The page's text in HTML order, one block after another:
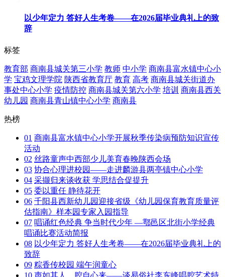
以少年定力 答好人生考卷——在2026届毕业典礼上的致
辞
标签
教育部 商南县城关第三小学 教师 中小学 商南县富水镇中心小
学 宝鸡文理学院 陕西省教育厅 教育 高考 商南县城关街道办
事处中心小学 疫情防控 商南县城关第六小学 培训 商南县西关
幼儿园 商南县青山镇中心小学 商南县
热榜
01 商南县富水镇中心小学开展秋季传染病预防知识宣传
活动
02 丝路童声中西部少儿美育春晚陕西会场
03 协合心理进校园——走进麟游县两亭镇中心小学
04 采撷归来谈收获 学思结合促提升
05 委以重任 静待花开
06 千阳县西新幼儿园迎接省级《幼儿园保育教育质量评
估指南》样本园专家入园指导
07 唱诵红色经典 争当时代少年 —鄠邑区北街小学经典
唱诵比赛活动简报
08 以少年定力 答好人生考卷——在2026届毕业典礼上的
致辞
09 粽香传校园 端午润童心
10 声如其人，腔自心来——谈易俗社李东峰唱腔艺术特